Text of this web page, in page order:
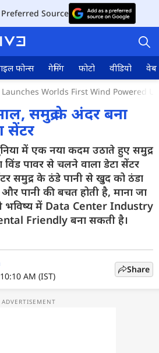
Source
फोन्स गेमिंग फोटो वीडियो वेब
Launches Worlds First Wind Powered
समुद्र के अंदर बना
सेंटर
में एक नया कदम उठाते हुए समुद्र
पावर से चलने वाला डेटा सेंटर
समुद्र के ठंडे पानी से खुद को ठंडा
पानी की बचत होती है, माना जा
भविष्य में Data Center Industry
Friendly बना सकती है।
AM (IST)
Share